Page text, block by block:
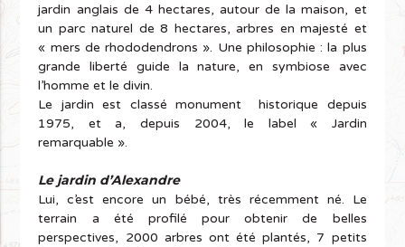
jardin anglais de 4 hectares, autour de la maison, et
un parc naturel de 8 hectares, arbres en majesté et
« mers de rhododendrons ». Une philosophie : la plus
grande liberté guide la nature, en symbiose avec
l’homme et le divin.
Le jardin est classé monument historique depuis
1975, et a, depuis 2004, le label « Jardin
remarquable ».
Le jardin d’Alexandre
Lui, c’est encore un bébé, très récemment né. Le
terrain a été profilé pour obtenir de belles
perspectives, 2000 arbres ont été plantés, 7 petits